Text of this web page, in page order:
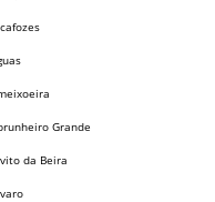
Grande
da Beira